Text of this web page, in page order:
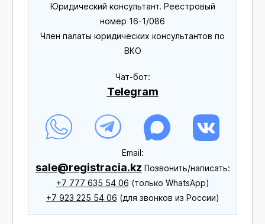
Юридический консультант. Реестровый
номер 16-1/086
Член палаты юридических консультантов по
ВКО
Чат-бот:
Telegram
Еmail:
sale@registracia.kz Позвонить/написать:
+7 777 635 54 06 (только WhatsApp)
+7 923 225 54 06 (для звонков из России)